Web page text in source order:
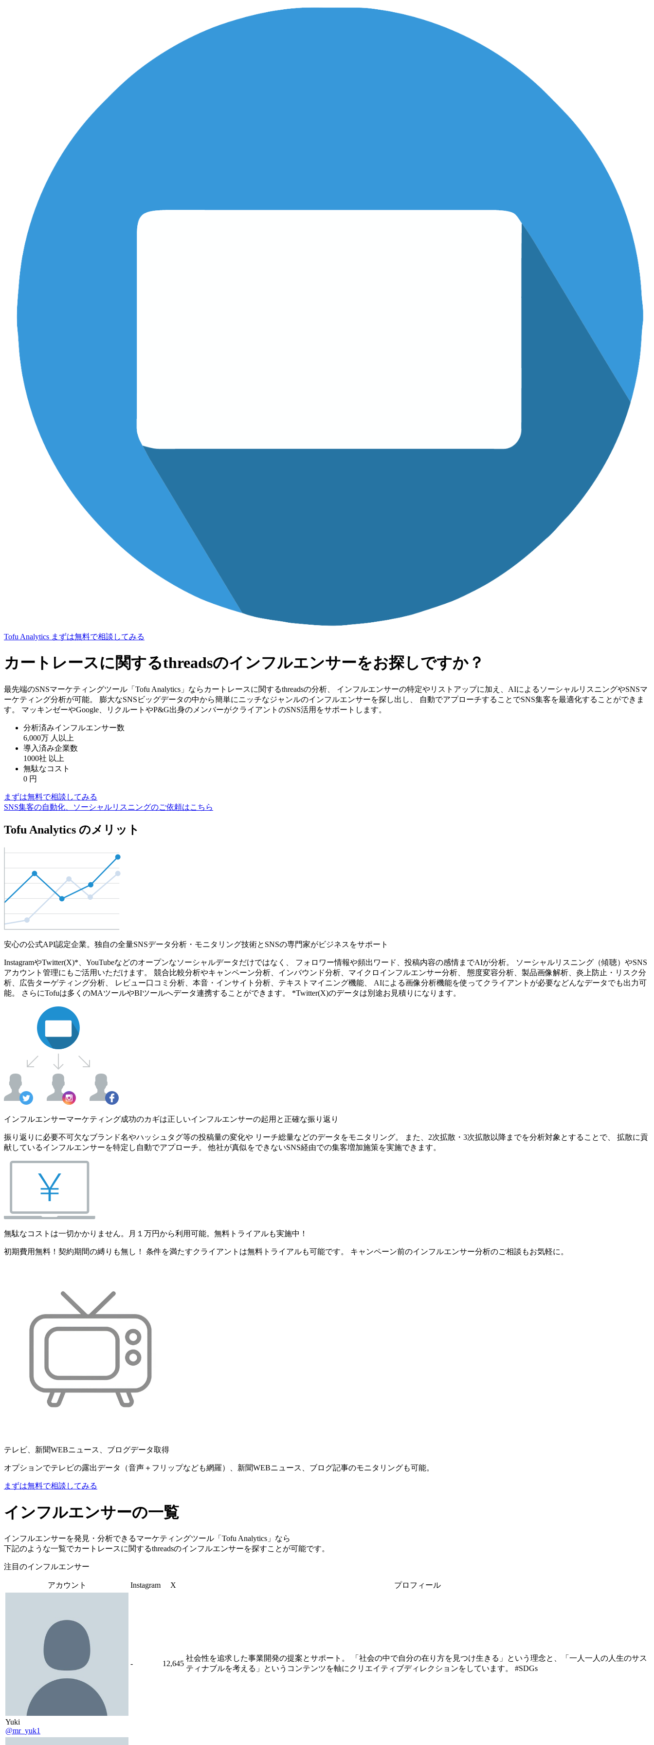
Tofu Analytics まずは無料で相談してみる
カートレースに関するthreadsのインフルエンサーをお探しですか？
最先端のSNSマーケティングツール「Tofu Analytics」ならカートレースに関するthreadsの分析、 インフルエンサーの特定やリストアップに加え、AIによるソーシャルリスニングやSNSマ
ーケティング分析が可能。 膨大なSNSビッグデータの中から簡単にニッチなジャンルのインフルエンサーを探し出し、 自動でアプローチすることでSNS集客を最適化することができま
す。 マッキンゼーやGoogle、リクルートやP&G出身のメンバーがクライアントのSNS活用をサポートします。
分析済みインフルエンサー数
6,000万 人以上
導入済み企業数
1000社 以上
無駄なコスト
0 円
まずは無料で相談してみる
SNS集客の自動化、ソーシャルリスニングのご依頼はこちら
Tofu Analytics のメリット
安心の公式API認定企業。独自の全量SNSデータ分析・モニタリング技術とSNSの専門家がビジネスをサポート
InstagramやTwitter(X)*、YouTubeなどのオープンなソーシャルデータだけではなく、 フォロワー情報や頻出ワード、投稿内容の感情までAIが分析。 ソーシャルリスニング（傾聴）やSNS
アカウント管理にもご活用いただけます。 競合比較分析やキャンペーン分析、インバウンド分析、マイクロインフルエンサー分析、 態度変容分析、製品画像解析、炎上防止・リスク分
析、広告ターゲティング分析、 レビュー口コミ分析、本音・インサイト分析、テキストマイニング機能、 AIによる画像分析機能を使ってクライアントが必要などんなデータでも出力可
能。 さらにTofuは多くのMAツールやBIツールへデータ連携することができます。 *Twitter(X)のデータは別途お見積りになります。
インフルエンサーマーケティング成功のカギは正しいインフルエンサーの起用と正確な振り返り
振り返りに必要不可欠なブランド名やハッシュタグ等の投稿量の変化や リーチ総量などのデータをモニタリング。 また、2次拡散・3次拡散以降までを分析対象とすることで、 拡散に貢
献しているインフルエンサーを特定し自動でアプローチ。 他社が真似をできないSNS経由での集客増加施策を実施できます。
無駄なコストは一切かかりません。月１万円から利用可能。無料トライアルも実施中！
初期費用無料！契約期間の縛りも無し！ 条件を満たすクライアントは無料トライアルも可能です。 キャンペーン前のインフルエンサー分析のご相談もお気軽に。
テレビ、新聞WEBニュース、ブログデータ取得
オプションでテレビの露出データ（音声＋フリップなども網羅）、新聞WEBニュース、ブログ記事のモニタリングも可能。
まずは無料で相談してみる
インフルエンサーの一覧
インフルエンサーを発見・分析できるマーケティングツール「Tofu Analytics」なら
下記のような一覧でカートレースに関するthreadsのインフルエンサーを探すことが可能です。
注目のインフルエンサー
アカウント Instagram X プロフィール
Yuki
@mr_yuk1
- 12,645
社会性を追求した事業開発の提案とサポート。 「社会の中で自分の在り方を見つけ生きる」という理念と、「一人一人の人生のサス
ティナブルを考える」というコンテンツを軸にクリエイティブディレクションをしています。 #SDGs